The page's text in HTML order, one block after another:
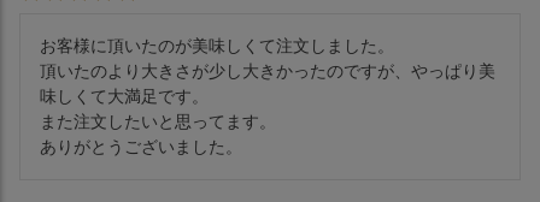
お客様に頂いたのが美味しくて注文しました。
頂いたのより大きさが少し大きかったのですが、やっぱり美
味しくて大満足です。
また注文したいと思ってます。
ありがとうございました。